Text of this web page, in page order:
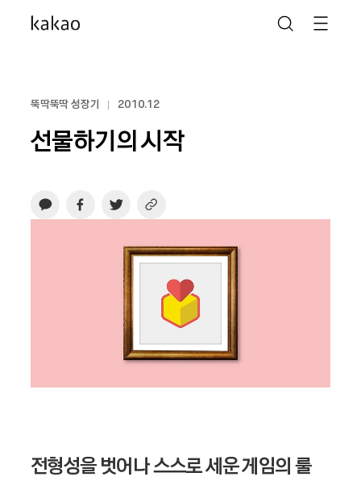
뚝딱뚝딱 성장기 2010.12
선물하기의 시작
전형성을 벗어나 스스로 세운 게임의 룰